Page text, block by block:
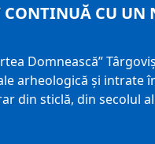
CU UN
Domnească”
arheologică și intrate
din sticlă, din secolul